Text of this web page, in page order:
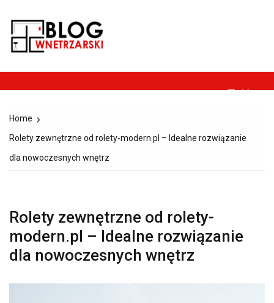
content
architektura.
Menu
Home
Rolety zewnętrzne od rolety-modern.pl – Idealne rozwiązanie
dla nowoczesnych wnętrz
Rolety zewnętrzne od rolety-
modern.pl – Idealne rozwiązanie
dla nowoczesnych wnętrz